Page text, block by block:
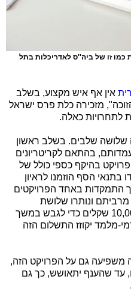
זו של ביה''ס לאדריכלות בתל
אין אף איש מקצוע, בשלב
מזכירה כלת פרס ישראל
לתחרויות כאלה.
שלושה שלבים. בשלב ראשון
מועמדותם, בהתאם לקריטריונים
פרויקט בהיקף כספי כולל של
בתנאי הסף הוזמנו לראיון
התמקדות באחד הפרויקטים
ונותרו שלושת
המשרדים שהוזכרו, והם קיבלו 10,000 שקלים כדי לגבש במשך
מלמד יקוזז התשלום הזה
משפיעה גם על הפרויקט הזה,
עד שהענף יתאושש, כך גם